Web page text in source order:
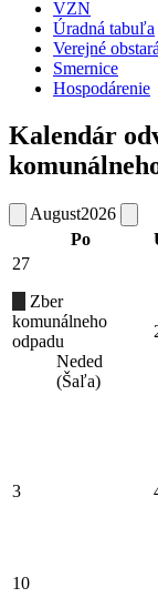
VZN
Úradná tabuľa
Verejné
Smernice
Hospodárenie
Kalendár
August2026
Po
27
Zber
komunálneho
odpadu
Neded
(Šaľa)
3
10